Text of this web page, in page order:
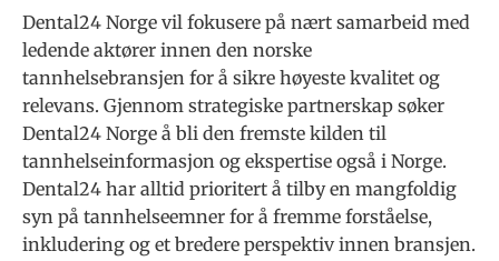
Dental24 Norge vil fokusere på nært samarbeid med
ledende aktører innen den norske
tannhelsebransjen for å sikre høyeste kvalitet og
relevans. Gjennom strategiske partnerskap søker
Dental24 Norge å bli den fremste kilden til
tannhelseinformasjon og ekspertise også i Norge.
Dental24 har alltid prioritert å tilby en mangfoldig
syn på tannhelseemner for å fremme forståelse,
inkludering og et bredere perspektiv innen bransjen.